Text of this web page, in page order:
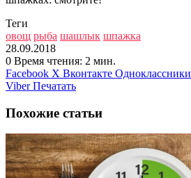
Теги
овощ рыба шашлык шпажка
28.09.2018
0 Время чтения: 2 мин.
Facebook X Вконтакте Одноклассники
Viber Печатать
Похожие статьи